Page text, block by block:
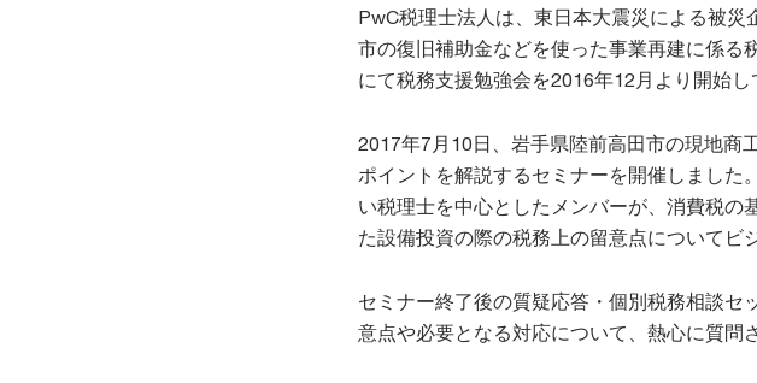
PwC税理士法人は、東日本大震災による被
市の復旧補助金などを使った事業再建に係る
にて税務支援勉強会を2016年12月より開始し
2017年7月10日、岩手県陸前高田市の現地商
ポイントを解説するセミナーを開催しました
い税理士を中心としたメンバーが、消費税の
た設備投資の際の税務上の留意点についてビ
セミナー終了後の質疑応答・個別税務相談セ
意点や必要となる対応について、熱心に質問